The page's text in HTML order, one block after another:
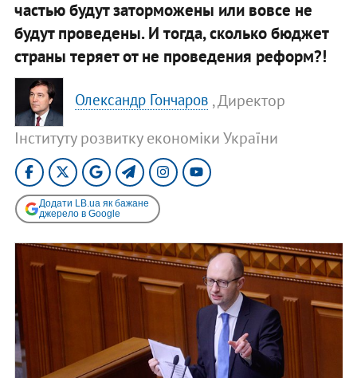
частью будут заторможены или вовсе не
будут проведены. И тогда, сколько бюджет
страны теряет от не проведения реформ?!
Олександр Гончаров , Директор
Інституту розвитку економіки України
Додати LB.ua як бажане
джерело в Google